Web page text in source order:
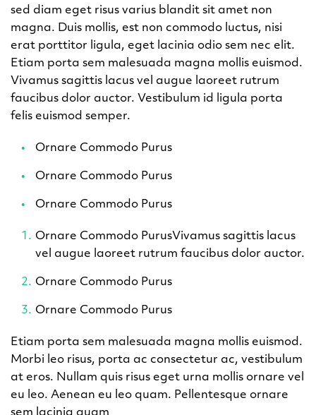
sed diam eget risus varius blandit sit amet non
magna. Duis mollis, est non commodo luctus, nisi
erat porttitor ligula, eget lacinia odio sem nec elit.
Etiam porta sem malesuada magna mollis euismod.
Vivamus sagittis lacus vel augue laoreet rutrum
faucibus dolor auctor. Vestibulum id ligula porta
felis euismod semper.
Ornare Commodo Purus
Ornare Commodo Purus
Ornare Commodo Purus
Ornare Commodo PurusVivamus sagittis lacus
vel augue laoreet rutrum faucibus dolor auctor.
Ornare Commodo Purus
Ornare Commodo Purus
Etiam porta sem malesuada magna mollis euismod.
Morbi leo risus, porta ac consectetur ac, vestibulum
at eros. Nullam quis risus eget urna mollis ornare vel
eu leo. Aenean eu leo quam. Pellentesque ornare
sem lacinia quam